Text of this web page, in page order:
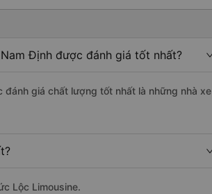
Định được đánh giá tốt nhất?
đánh giá chất lượng tốt nhất là những nhà xe
Lộc Limousine.